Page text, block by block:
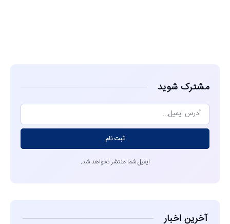
مشترک شوید
ثبت نام
ایمیل شما منتشر نخواهد شد.
آخرین اخبار